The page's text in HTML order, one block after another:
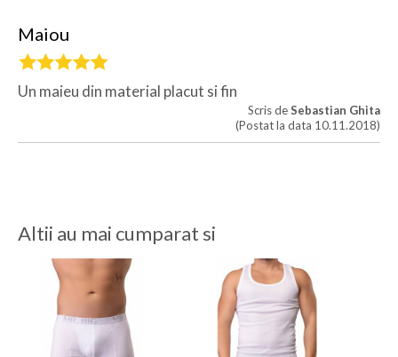
Maiou
Un maieu din material placut si fin
Scris deSebastian Ghita
(Postat la data 10.11.2018)
Altii au mai cumparat si